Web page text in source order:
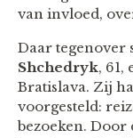
van invloed,
Daar tegenover
Shchedryk, 61,
Bratislava. Zij
voorgesteld:
bezoeken. Door